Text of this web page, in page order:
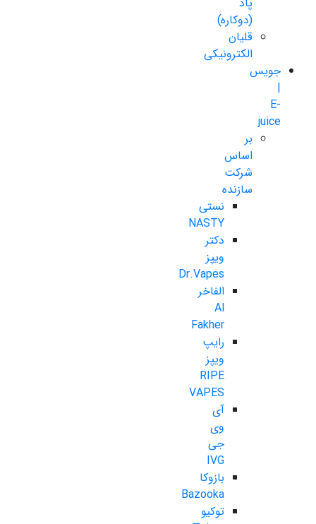
(دوکاره)
قلیان
الکترونیکی
جویس
|
E-
juice
بر
اساس
شرکت
سازنده
نستی
NASTY
دکتر
ویپز
Dr.Vapes
الفاخر
Al
Fakher
رایپ
ویپز
RIPE
VAPES
آی
وی
جی
IVG
بازوکا
Bazooka
توکیو